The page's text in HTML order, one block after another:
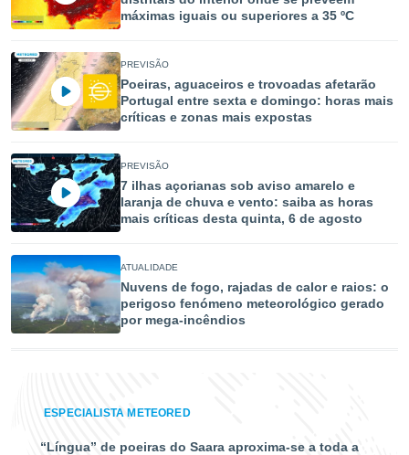
criar
medir
da
medir o
os
de
ou
de dados
máximas iguais ou superiores a 35 ºC
PREVISÃO
Poeiras, aguaceiros e trovoadas afetarão
Portugal entre sexta e domingo: horas mais
críticas e zonas mais expostas
PREVISÃO
7 ilhas açorianas sob aviso amarelo e
laranja de chuva e vento: saiba as horas
mais críticas desta quinta, 6 de agosto
ATUALIDADE
Nuvens de fogo, rajadas de calor e raios: o
perigoso fenómeno meteorológico gerado
por mega-incêndios
ESPECIALISTA METEORED
“Língua” de poeiras do Saara aproxima-se a toda a